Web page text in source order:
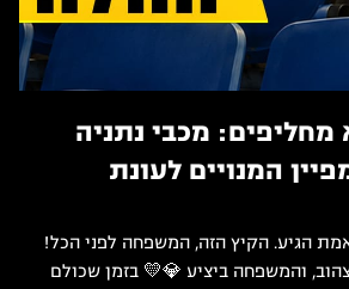
מכבי נתניה
המנויים לעונת
הגיע. הקיץ הזה, המשפחה לפני הכל!
והמשפחה ביציע 💎💛 בזמן שכולם